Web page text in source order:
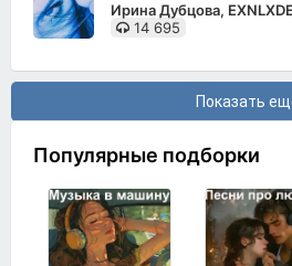
Ирина Дубцова, EXNLXDE
14 695
Показать
Популярные подборки